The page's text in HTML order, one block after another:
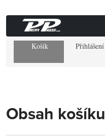
Košík Přihlášení
Obsah košíku